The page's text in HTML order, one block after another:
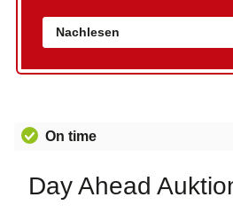
Nachlesen
On time
Day Ahead